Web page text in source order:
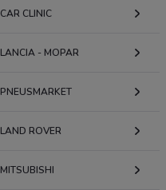
CAR CLINIC
LANCIA - MOPAR
PNEUSMARKET
LAND ROVER
MITSUBISHI